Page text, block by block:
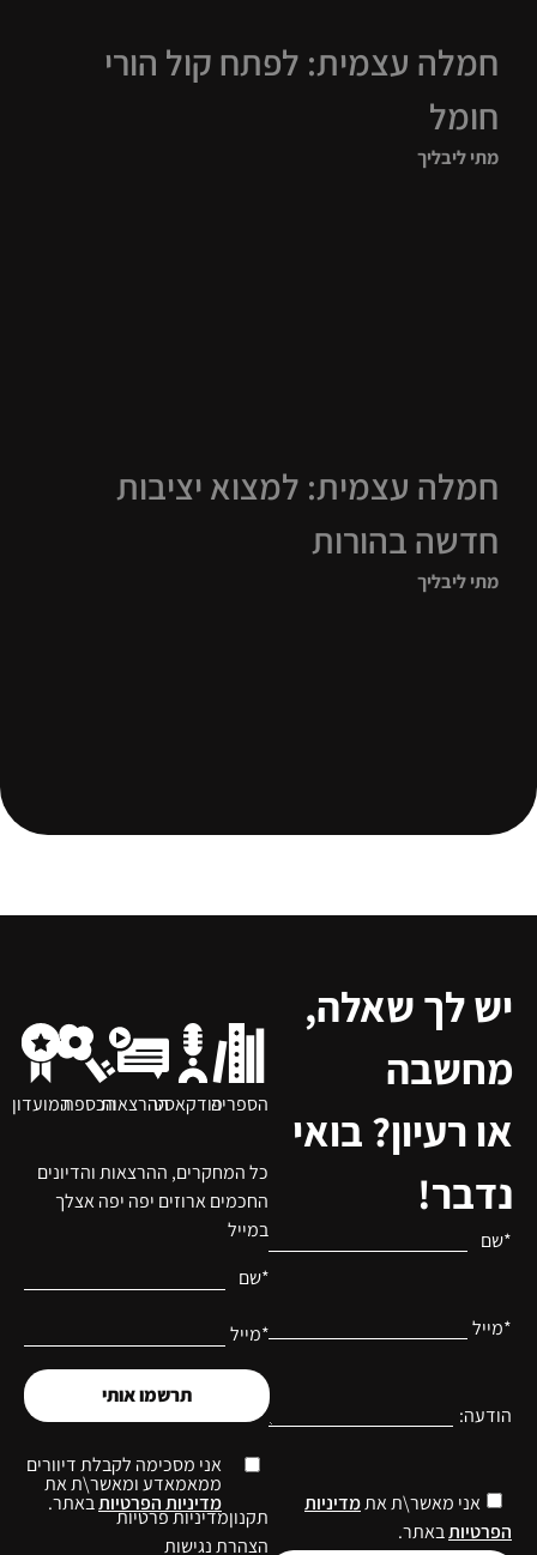
חמלה עצמית: לפתח קול הורי
חומל
מתי ליבליך
חמלה עצמית: למצוא יציבות
חדשה בהורות
מתי ליבליך
יש לך שאלה,
מחשבה
או רעיון? בואי
נדבר!
*שם
*מייל
הודעה:
אני מאשר\ת אתמדיניות
הפרטיותבאתר.
כל המחקרים, ההרצאות והדיונים
החכמים ארוזים יפה יפה אצלך
במייל
*שם
*מייל
אני מסכימה לקבלת דיוורים
ממאמאדע ומאשר\ת את
מדיניות הפרטיותבאתר.
תרשמו אותי
הספריהפודקאסטההרצאותהכספתהמועדון
תקנוןמדיניות פרטיות
הצהרת נגישות